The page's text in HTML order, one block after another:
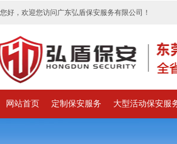
您好，欢迎您访问广东弘盾保安服务有限公司！
网站首页 定制保安服务 大型活动保安服